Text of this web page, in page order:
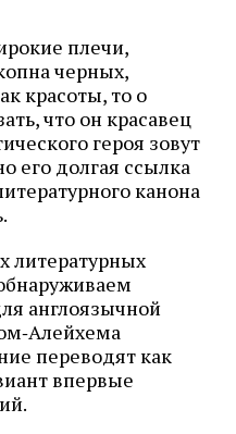
плечи,
черных,
красоты, то о
что он красавец
героя зовут
его долгая ссылка
канона
литературных
англоязычной
переводят как
впервые